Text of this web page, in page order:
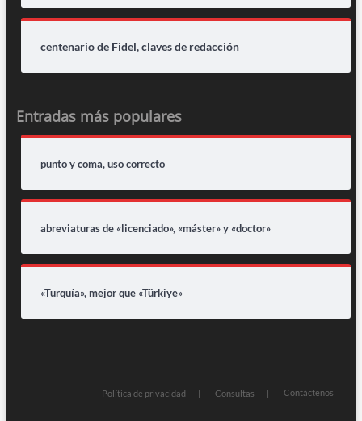
centenario de Fidel, claves de redacción
Entradas más populares
punto y coma, uso correcto
abreviaturas de «licenciado», «máster» y «doctor»
«Turquía», mejor que «Türkiye»
Política de privacidad Consultas Contáctenos